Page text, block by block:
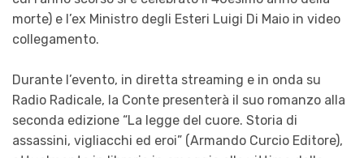
morte) e l’ex Ministro degli Esteri Luigi Di Maio in video
collegamento.
Durante l’evento, in diretta streaming e in onda su
Radio Radicale, la Conte presenterà il suo romanzo alla
seconda edizione “La legge del cuore. Storia di
assassini, vigliacchi ed eroi” (Armando Curcio Editore),